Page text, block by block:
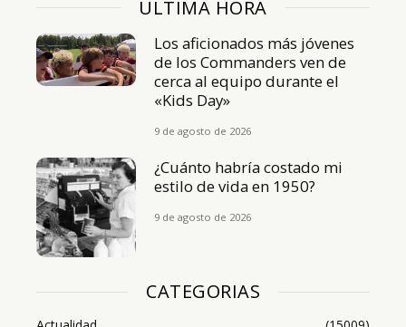
ÚLTIMA HORA
Los aficionados más jóvenes
de los Commanders ven de
cerca al equipo durante el
«Kids Day»
9 de agosto de 2026
¿Cuánto habría costado mi
estilo de vida en 1950?
9 de agosto de 2026
CATEGORIAS